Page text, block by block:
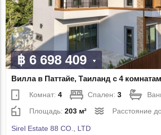
฿ 6 698 409
Вилла в Паттайе, Таиланд с 4
Комнат:4 Спален:3
Площадь:203 м² Расстояние
Sirel Estate 88 CO., LTD